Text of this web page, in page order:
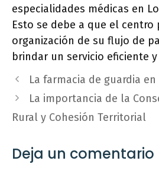
especialidades médicas en
Esto se debe a que el centro
organización de su flujo de
brindar un servicio eficiente
La farmacia de guardia
La importancia de la
Rural y Cohesión Territorial
Deja un comentario